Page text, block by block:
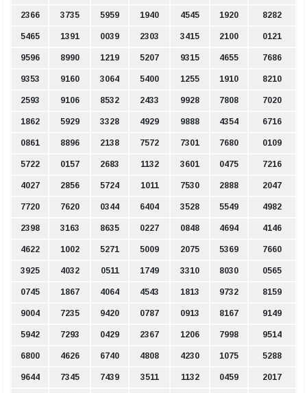
2366 3735 5959 1940 4545 1920 8282
5465 1391 0039 2303 3415 2100 0121
9596 8990 1219 5207 9315 4655 7686
9353 9160 3064 5400 1255 1910 8210
2593 9106 8532 2433 9928 7808 7020
1862 5929 3328 4929 9888 4354 6716
0861 8896 2138 7572 7301 7680 0109
5722 0157 2683 1132 3601 0475 7216
4027 2856 5724 1011 7530 2888 2047
7720 7620 0344 6404 3528 5549 4982
2398 3163 8635 0227 0848 4694 4146
4622 1002 5271 5009 2075 5369 7660
3925 4032 0511 1749 3310 8030 0565
0745 1867 4064 4543 1813 9732 8159
9004 7235 9420 0787 0913 8167 9149
5942 7293 0429 2367 1206 7998 9514
6800 4626 6740 4808 4230 1075 5288
9644 7345 7439 3511 1132 0459 2017